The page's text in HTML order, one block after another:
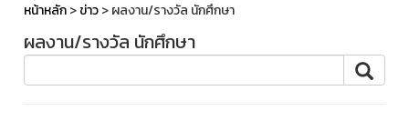
หน้าหลัก>ข่าว> ผลงาน/รางวัล นักศึกษา
ผลงาน/รางวัล นักศึกษา